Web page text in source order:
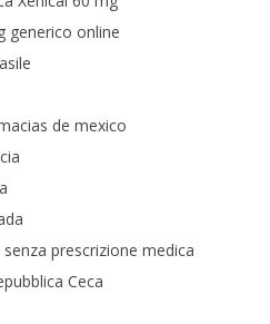
generico online
de mexico
prescrizione medica
Ceca